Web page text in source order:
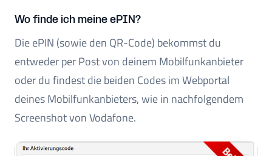
Wo finde ich meine ePIN?
Die ePIN (sowie den QR-Code) bekommst du
entweder per Post von deinem Mobilfunkanbieter
oder du findest die beiden Codes im Webportal
deines Mobilfunkanbieters, wie in nachfolgendem
Screenshot von Vodafone.